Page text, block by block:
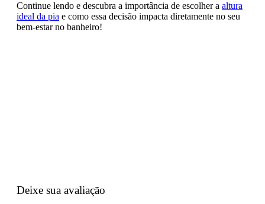
Continue lendo e descubra a importância de escolher a altura
ideal da pia e como essa decisão impacta diretamente no seu
bem-estar no banheiro!
Deixe sua avaliação